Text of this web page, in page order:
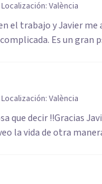
Localización: València
el trabajo y Javier me
Es un gran
Localización: València
que decir !!Gracias
la vida de otra